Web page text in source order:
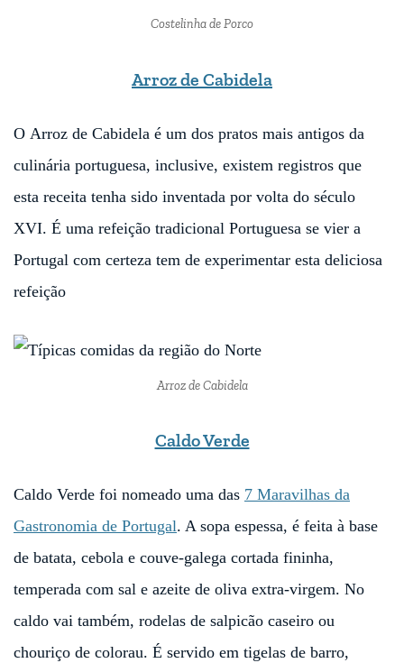
Costelinha de Porco
Arroz de Cabidela
O Arroz de Cabidela é um dos pratos mais antigos da
culinária portuguesa, inclusive, existem registros que
esta receita tenha sido inventada por volta do século
XVI. É uma refeição tradicional Portuguesa se vier a
Portugal com certeza tem de experimentar esta deliciosa
refeição
Arroz de Cabidela
Caldo Verde
Caldo Verde foi nomeado uma das 7 Maravilhas da
Gastronomia de Portugal. A sopa espessa, é feita à base
de batata, cebola e couve-galega cortada fininha,
temperada com sal e azeite de oliva extra-virgem. No
caldo vai também, rodelas de salpicão caseiro ou
chouriço de colorau. É servido em tigelas de barro,